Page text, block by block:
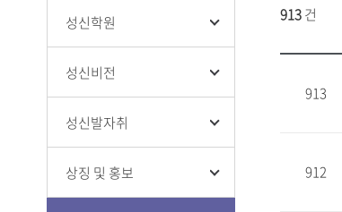
성신학원
성신비전
성신발자취
상징 및 홍보
913건
913
912